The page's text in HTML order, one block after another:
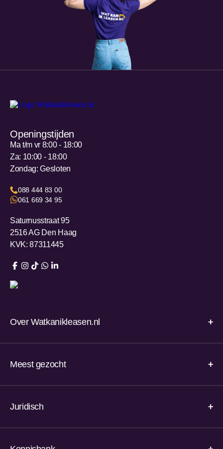
Openingstijden
Ma t/m vr 8:00 - 18:00
Za: 10:00 - 18:00
Zondag: Gesloten
088 444 83 00
061 669 34 95
Saturnusstraat 95
2516 AG Den Haag
KVK: 87311445
Over Watkanikleasen.nl
Meest gezocht
Juridisch